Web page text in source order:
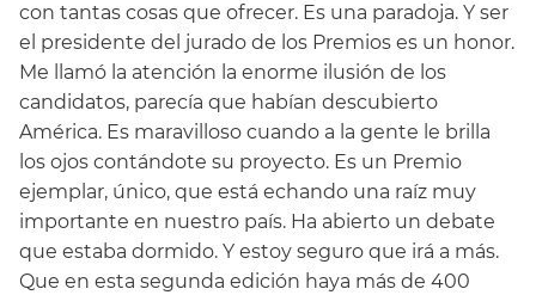
con tantas cosas que ofrecer. Es una paradoja. Y ser
el presidente del jurado de los Premios es un honor.
Me llamó la atención la enorme ilusión de los
candidatos, parecía que habían descubierto
América. Es maravilloso cuando a la gente le brilla
los ojos contándote su proyecto. Es un Premio
ejemplar, único, que está echando una raíz muy
importante en nuestro país. Ha abierto un debate
que estaba dormido. Y estoy seguro que irá a más.
Que en esta segunda edición haya más de 400